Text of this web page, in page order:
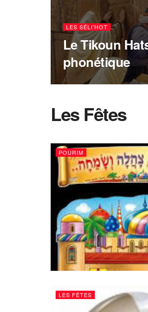
LES SÉLI’HOT
Le Tikoun
phonétique
Les Fêtes
POURIM
LES FÊTES